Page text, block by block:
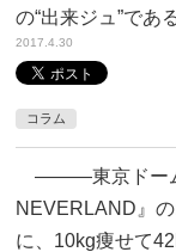
の“出来ジュ”であ
2017.4.30
コラム
―――東京ドー
NEVERLAND』
に、10kg痩せて